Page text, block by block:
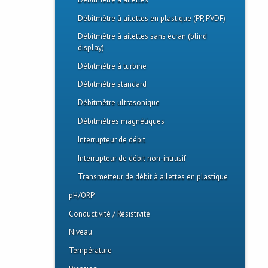
Tuyau Polypropylène
Tuyau PVC Cédule 40 Blanc
Tuyau PVC Cédule 40 Gris
Tuyau PVC Cédule 80
Tuyau PVC Clair
Tuyau PVDF
Tuyau SDR 21/26
Débitmètre à ailettes en plastique (PP, PVDF)
Débitmètre à ailettes sans écran (blind
display)
Débitmètre à turbine
Débitmètre standard
Débitmètre ultrasonique
Débitmètres magnétiques
Interrupteur de débit
Interrupteur de débit non-intrusif
Transmetteur de débit à ailettes en plastique
pH/ORP
Assemblage à taraudage humide
Electrodes différentielles
Électrodes Standard
Conductivité / Résistivité
Électrodes
Electronique de capteur
Niveau
Capteur pour réservoir haut niveau
Température